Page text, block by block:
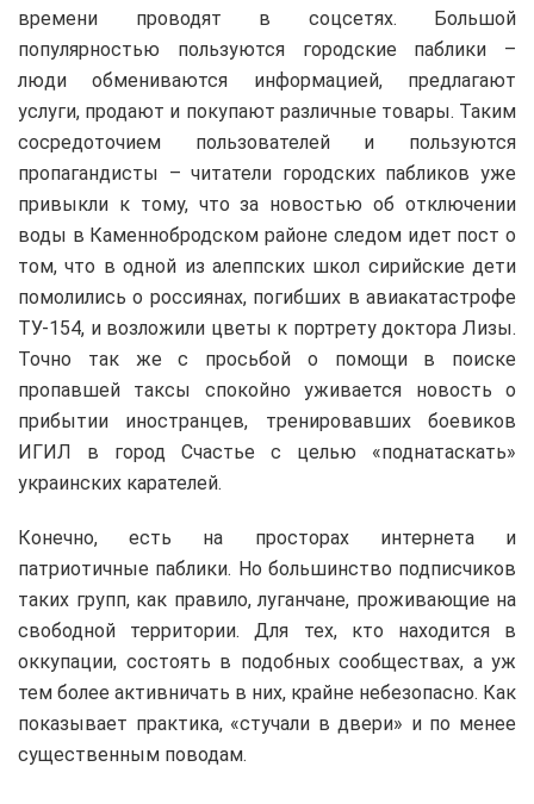
времени проводят в соцсетях. Большой
популярностью пользуются городские паблики –
люди обмениваются информацией, предлагают
услуги, продают и покупают различные товары. Таким
сосредоточием пользователей и пользуются
пропагандисты – читатели городских пабликов уже
привыкли к тому, что за новостью об отключении
воды в Каменнобродском районе следом идет пост о
том, что в одной из алеппских школ сирийские дети
помолились о россиянах, погибших в авиакатастрофе
ТУ-154, и возложили цветы к портрету доктора Лизы.
Точно так же с просьбой о помощи в поиске
пропавшей таксы спокойно уживается новость о
прибытии иностранцев, тренировавших боевиков
ИГИЛ в город Счастье с целью «поднатаскать»
украинских карателей.
Конечно, есть на просторах интернета и
патриотичные паблики. Но большинство подписчиков
таких групп, как правило, луганчане, проживающие на
свободной территории. Для тех, кто находится в
оккупации, состоять в подобных сообществах, а уж
тем более активничать в них, крайне небезопасно. Как
показывает практика, «стучали в двери» и по менее
существенным поводам.